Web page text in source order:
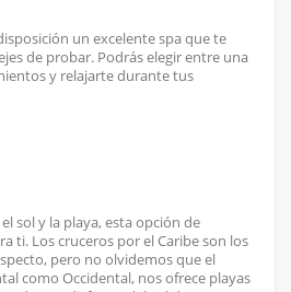
un excelente spa que te
de probar. Podrás elegir entre una
y relajarte durante tus
sol y la playa, esta opción de
ti. Los cruceros por el Caribe son los
pero no olvidemos que el
como Occidental, nos ofrece playas